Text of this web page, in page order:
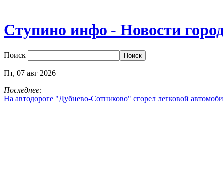
Ступино инфо - Новости
Поиск
Пт, 07 авг 2026
Последнее:
На автодороге "Дубнево‑Сотниково" сгорел легковой